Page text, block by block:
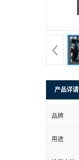
产品详请
品牌
用途